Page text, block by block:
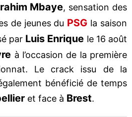
Mbaye, sensation des
de jeunes du PSG la saison
par Luis Enrique le 16 août
à l’occasion de la première
Le crack issu de la
bénéficié de temps
et face à Brest.